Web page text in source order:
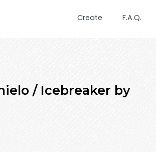
Create F.A.Q.
/ Icebreaker by